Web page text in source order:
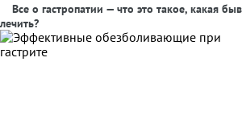
Все о гастропатии — что это такое, какая
лечить?